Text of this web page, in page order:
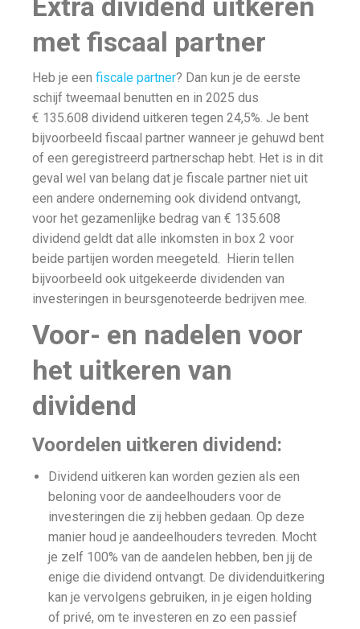
Extra dividend uitkeren
met fiscaal partner
Heb je een fiscale partner? Dan kun je de eerste
schijf tweemaal benutten en in 2025 dus
€ 135.608 dividend uitkeren tegen 24,5%. Je bent
bijvoorbeeld fiscaal partner wanneer je gehuwd bent
of een geregistreerd partnerschap hebt. Het is in dit
geval wel van belang dat je fiscale partner niet uit
een andere onderneming ook dividend ontvangt,
voor het gezamenlijke bedrag van € 135.608
dividend geldt dat alle inkomsten in box 2 voor
beide partijen worden meegeteld. Hierin tellen
bijvoorbeeld ook uitgekeerde dividenden van
investeringen in beursgenoteerde bedrijven mee.
Voor- en nadelen voor
het uitkeren van
dividend
Voordelen uitkeren dividend:
Dividend uitkeren kan worden gezien als een
beloning voor de aandeelhouders voor de
investeringen die zij hebben gedaan. Op deze
manier houd je aandeelhouders tevreden. Mocht
je zelf 100% van de aandelen hebben, ben jij de
enige die dividend ontvangt. De dividenduitkering
kan je vervolgens gebruiken, in je eigen holding
of privé, om te investeren en zo een passief